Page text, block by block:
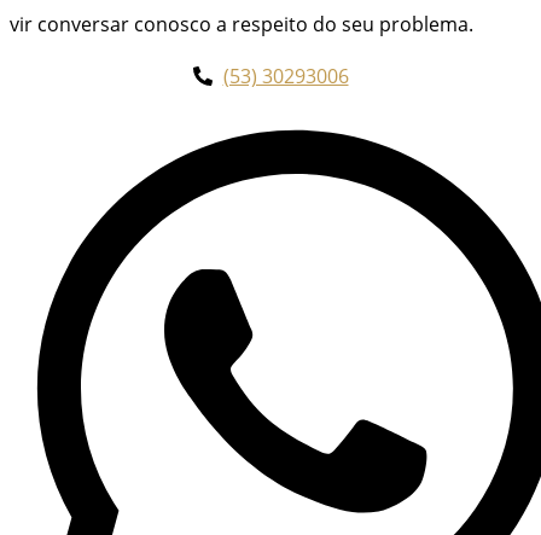
vir conversar conosco a respeito do seu problema.
(53) 30293006